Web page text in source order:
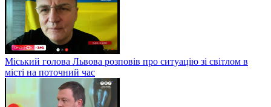
Міський голова Львова розповів про ситуацію зі світлом в
місті на поточний час